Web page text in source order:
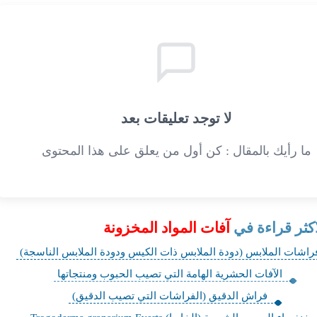
لا توجد تعليقات بعد
ما رأيك بالمقال : كن أول من يعلق على هذا المحتوى
قراءة في آفات المواد المخزونة
الملابس (دودة الملابس ذات الكيس ودودة الملابس الناسجة)
الآفات الحشرية الهامة التي تصيب الحبوب ومنتجاتها
فراش الدقيق (الفراشات التي تصيب الدقيق)